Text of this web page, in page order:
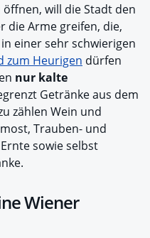
will die Stadt den
die Arme greifen, die,
einer sehr schwierigen
zum Heurigen dürfen
nur kalte
Getränke aus dem
zählen Wein und
Trauben- und
sowie selbst
Wiener